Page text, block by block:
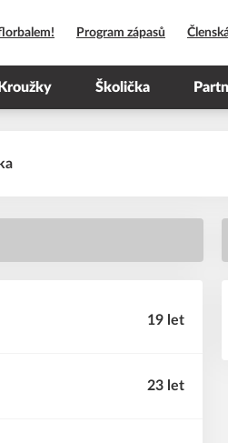
Program zápasů
Kroužky Školička
19 let
23 let